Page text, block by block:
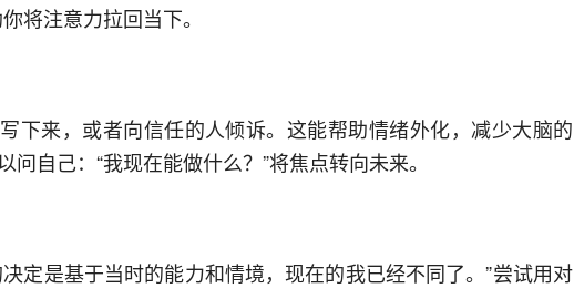
将注意力拉回当下。
下来，或者向信任的人倾诉。这能帮助情绪外化，减少大脑的
问自己：“我现在能做什么？”将焦点转向未来。
定是基于当时的能力和情境，现在的我已经不同了。”尝试用对